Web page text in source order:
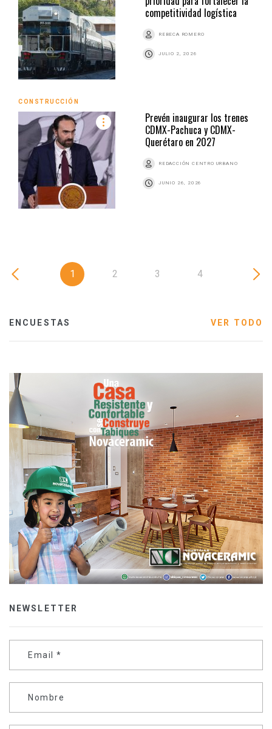
competitividad logística
REBECA ROMERO
JULIO 2, 2026
CONSTRUCCIÓN
Prevén inaugurar los trenes
CDMX-Pachuca y CDMX-
Querétaro en 2027
REDACCIÓN CENTRO URBANO
JUNIO 26, 2026
1 2 3 4
ENCUESTAS VER TODO
NEWSLETTER
Email *
Nombre